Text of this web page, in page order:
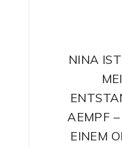
NINA
AEMPF
EINEM